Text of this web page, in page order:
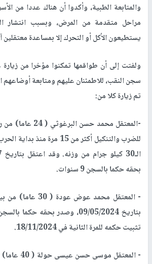
والمتابعة الطبية، وأكدوا أن هناك عددا من
مراحل متقدمة من المرض، وبسبب انتشار
يستطيعون الأكل أو التحرك إلا بمساعدة
ولفتت إلى أن طواقمها تمكنوا مؤخرا من
سجن النقب، للاطمئنان عليهم ومتابعة أوضاعهم
تم زيارة كلا من:
-المعتقل محمد حسن
للضرب والتنكيل أكثر من 15 مرة منذ بداية الحرب على
بحقه حكما بالسجن 9 سنوات.
- المعتقل محمد عوض
تثبيت حكمه للمرة الثانية في 18/11/2024.
- المعتقل